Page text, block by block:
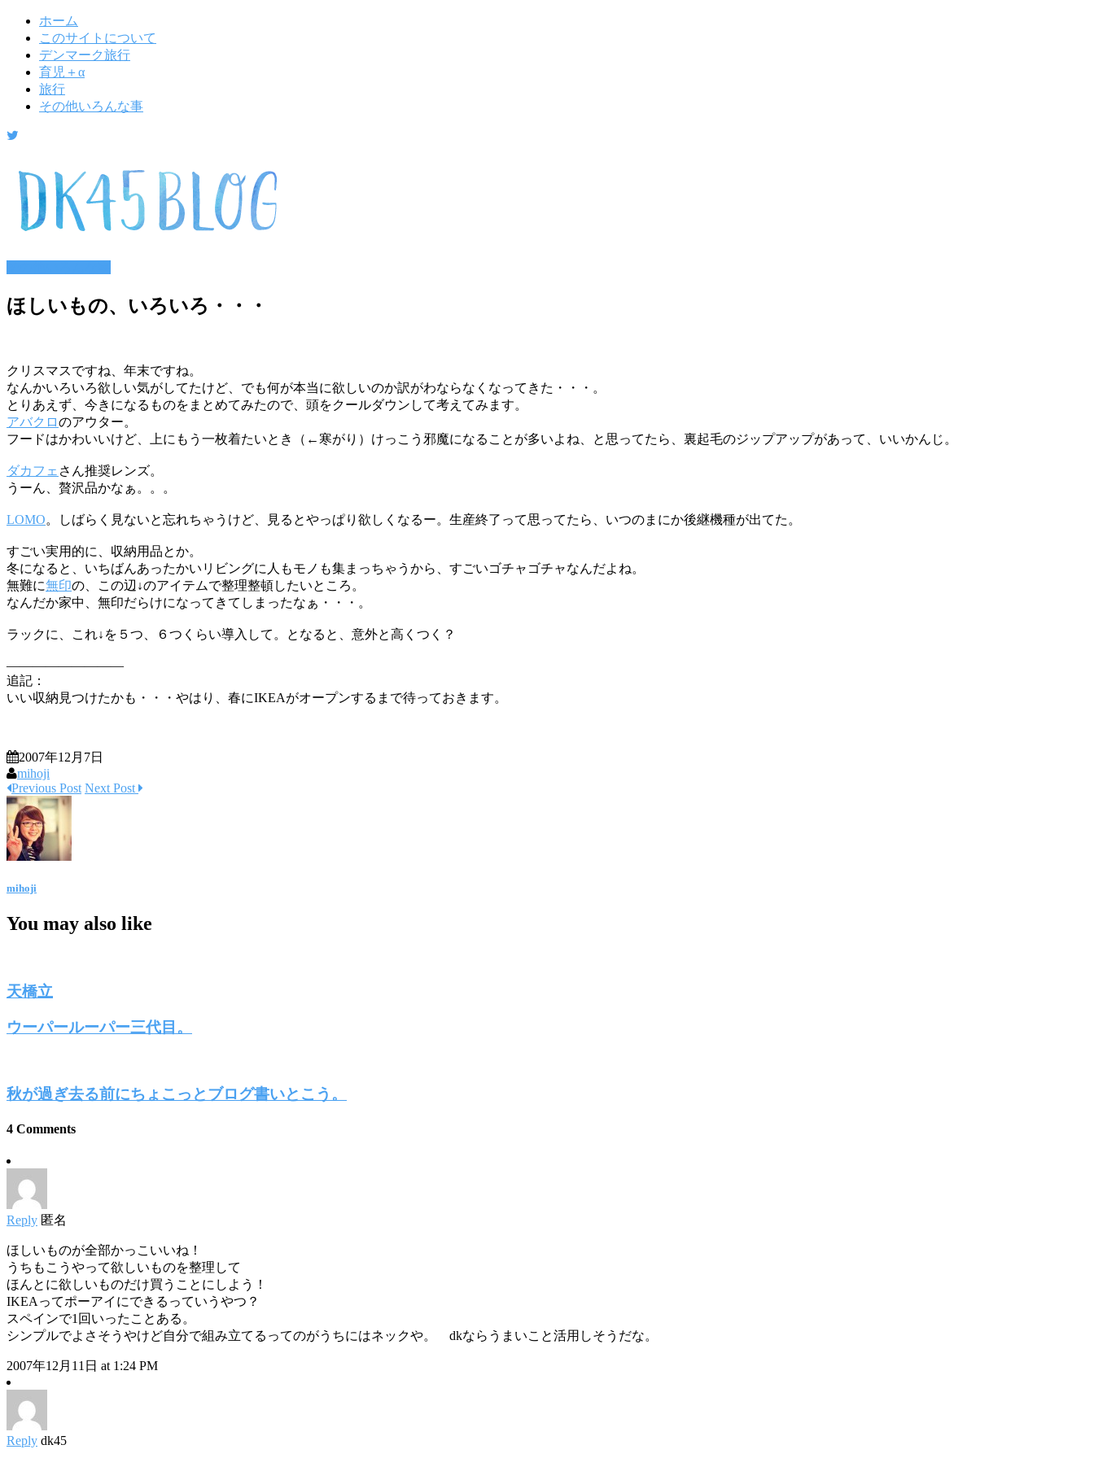
ホーム
このサイトについて
デンマーク旅行
育児＋α
旅行
その他いろんな事
ほしいもの、いろいろ・・・
クリスマスですね、年末ですね。
なんかいろいろ欲しい気がしてたけど、でも何が本当に欲しいのか訳がわならなくなってきた・・・。
とりあえず、今きになるものをまとめてみたので、頭をクールダウンして考えてみます。
アバクロのアウター。
フードはかわいいけど、上にもう一枚着たいとき（←寒がり）けっこう邪魔になることが多いよね、と思ってたら、裏起毛のジップアップがあって、いいかんじ。
ダカフェ さん推奨レンズ。
うーん、贅沢品かなぁ。。。
LOMO。しばらく見ないと忘れちゃうけど、見るとやっぱり欲しくなるー。生産終了って思ってたら、いつのまにか後継機種が出てた。
すごい実用的に、収納用品とか。
冬になると、いちばんあったかいリビングに人もモノも集まっちゃうから、すごいゴチャゴチャなんだよね。
無難に無印の、この辺↓のアイテムで整理整頓したいところ。
なんだか家中、無印だらけになってきてしまったなぁ・・・。
ラックに、これ↓を５つ、６つくらい導入して。となると、意外と高くつく？
—————————
追記：
いい収納見つけたかも・・・やはり、春にIKEAがオープンするまで待っておきます。
2007年12月7日
mihoji
Previous Post Next Post
mihoji
You may also like
天橋立
ウーパールーパー三代目。
秋が過ぎ去る前にちょこっとブログ書いとこう。
4 Comments
Reply 匿名
ほしいものが全部かっこいいね！
うちもこうやって欲しいものを整理して
ほんとに欲しいものだけ買うことにしよう！
IKEAってポーアイにできるっていうやつ？
スペインで1回いったことある。
シンプルでよさそうやけど自分で組み立てるってのがうちにはネックや。 dkならうまいこと活用しそうだな。
2007年12月11日 at 1:24 PM
Reply dk45